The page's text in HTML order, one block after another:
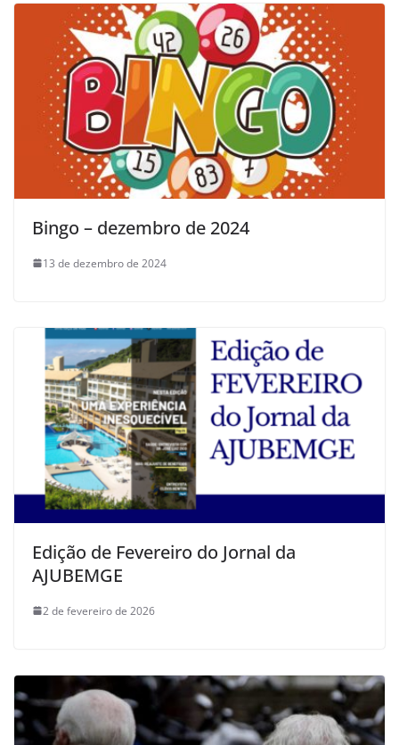
Bingo – dezembro de 2024
13 de dezembro de 2024
Edição de Fevereiro do Jornal da
AJUBEMGE
2 de fevereiro de 2026